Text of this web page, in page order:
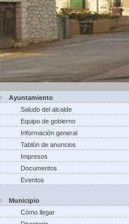
Ayuntamiento
Saludo del alcalde
Equipo de gobierno
Información general
Tablón de anuncios
Impresos
Documentos
Eventos
Municipio
Cómo llegar